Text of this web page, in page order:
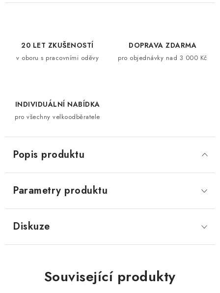
20 LET ZKUŠENOSTÍ
v oboru s pracovními oděvy
DOPRAVA ZDARMA
pro objednávky nad 3 000 Kč
INDIVIDUÁLNÍ NABÍDKA
pro všechny velkoodběratele
Popis produktu
Parametry produktu
Diskuze
Související produkty